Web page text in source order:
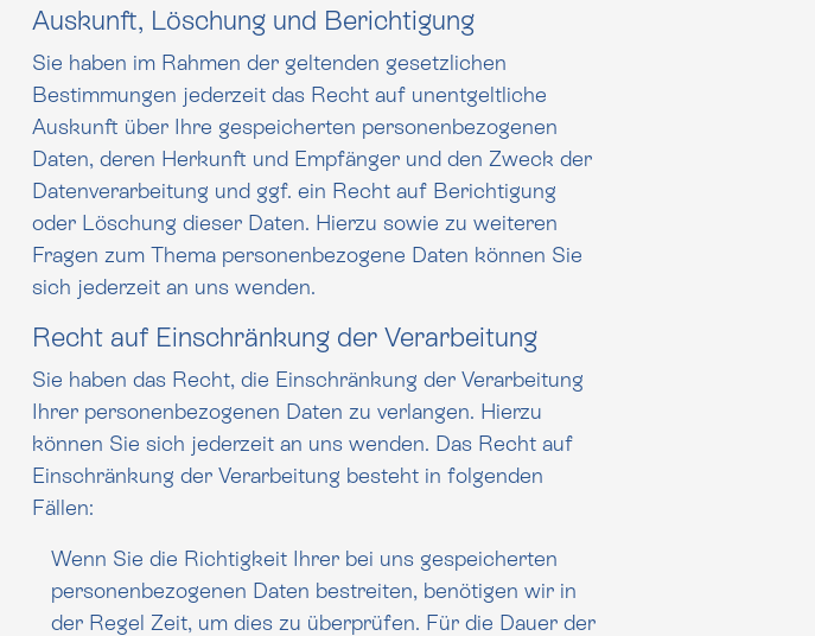
Auskunft, Löschung und Berichtigung
Sie haben im Rahmen der geltenden gesetzlichen
Bestimmungen jederzeit das Recht auf unentgeltliche
Auskunft über Ihre gespeicherten personenbezogenen
Daten, deren Herkunft und Empfänger und den Zweck der
Datenverarbeitung und ggf. ein Recht auf Berichtigung
oder Löschung dieser Daten. Hierzu sowie zu weiteren
Fragen zum Thema personenbezogene Daten können Sie
sich jederzeit an uns wenden.
Recht auf Einschränkung der Verarbeitung
Sie haben das Recht, die Einschränkung der Verarbeitung
Ihrer personenbezogenen Daten zu verlangen. Hierzu
können Sie sich jederzeit an uns wenden. Das Recht auf
Einschränkung der Verarbeitung besteht in folgenden
Fällen:
Wenn Sie die Richtigkeit Ihrer bei uns gespeicherten
personenbezogenen Daten bestreiten, benötigen wir in
der Regel Zeit, um dies zu überprüfen. Für die Dauer der